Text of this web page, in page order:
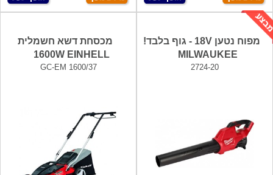
מפוח נטען 18V - גוף בלבד!
MILWAUKEE
2724-20
מכסחת דשא חשמלית
1600W EINHELL
GC-EM 1600/37